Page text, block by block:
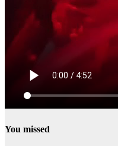
You missed